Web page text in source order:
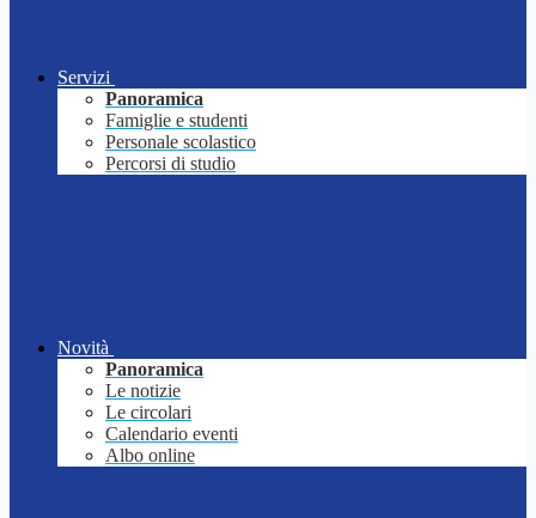
Servizi
Panoramica
Famiglie e studenti
Personale scolastico
Percorsi di studio
Novità
Panoramica
Le notizie
Le circolari
Calendario eventi
Albo online